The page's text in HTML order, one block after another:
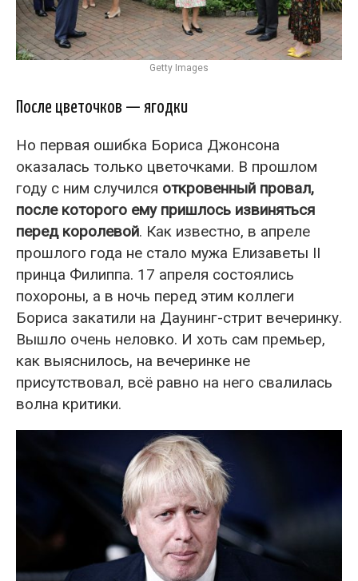
Getty Images
После цветочков — ягодки
Но первая ошибка Бориса Джонсона
оказалась только цветочками. В прошлом
году с ним случился откровенный провал,
после которого ему пришлось извиняться
перед королевой. Как известно, в апреле
прошлого года не стало мужа Елизаветы II
принца Филиппа. 17 апреля состоялись
похороны, а в ночь перед этим коллеги
Бориса закатили на Даунинг-стрит вечеринку.
Вышло очень неловко. И хоть сам премьер,
как выяснилось, на вечеринке не
присутствовал, всё равно на него свалилась
волна критики.